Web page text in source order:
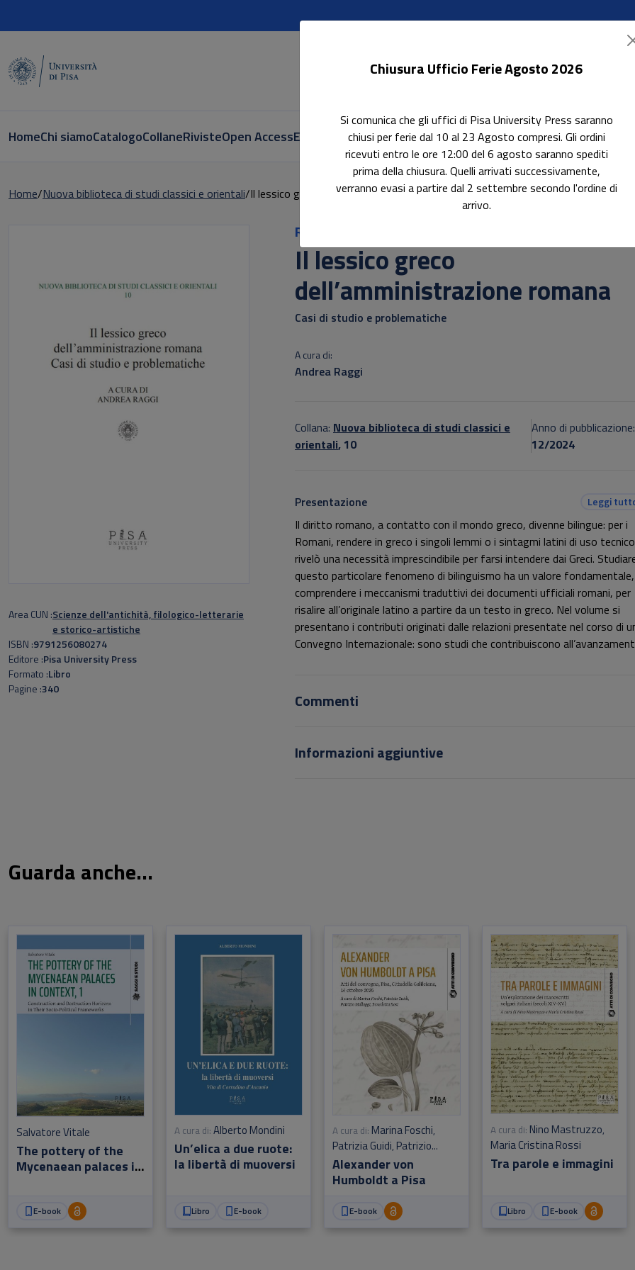
HomeChi siamoCatalogoCollaneRivisteOpen AccessE-book AccessibiliIn evidenzaPubblica con noi
Home Nuova biblioteca di studi classici e orientali Il lessico greco dell’amministrazione romana
Ricerca
Il lessico greco
dell’amministrazione romana
Casi di studio e problematiche
A cura di:
Andrea Raggi
Collana: Nuova biblioteca di studi classici e
orientali, 10
Anno di pubblicazione:
12/2024
Presentazione Leggi
Il diritto romano, a contatto con il mondo greco, divenne bilingue: per i
Romani, rendere in greco i singoli lemmi o i sintagmi latini di uso
rivelò una necessità imprescindibile per farsi intendere dai Greci.
questo particolare fenomeno di bilinguismo ha un valore
comprendere i meccanismi traduttivi dei documenti ufficiali romani, per
risalire all’originale latino a partire da un testo in greco. Nel volume si
presentano i contributi originati dalle relazioni presentate nel corso di
Convegno Internazionale: sono studi che contribuiscono
Area CUN Scienze dell'antichità, filologico-letterarie
e storico-artistiche
ISBN 9791256080274
Editore Pisa University Press
Formato Libro
Pagine 340
Commenti
Informazioni aggiuntive
Guarda anche...
The pottery of the
Mycenaean palaces in
Salvatore Vitale
E-book
Un’elica a due ruote:
la libertà di muoversi
A cura di: Alberto Mondini
Libro E-book
Alexander von
Humboldt a Pisa
A cura di: Marina Foschi,
Patrizia Guidi, Patrizio
Malloggi,Benedetta Rosi
E-book
Tra parole e immagini
A cura di: Nino Mastruzzo,
Maria Cristina Rossi
Libro E-book
Chiusura Ufficio Ferie Agosto 2026
Si comunica che gli uffici di Pisa University Press saranno
chiusi per ferie dal 10 al 23 Agosto compresi. Gli ordini
ricevuti entro le ore 12:00 del 6 agosto saranno spediti
prima della chiusura. Quelli arrivati successivamente,
verranno evasi a partire dal 2 settembre secondo l'ordine di
arrivo.